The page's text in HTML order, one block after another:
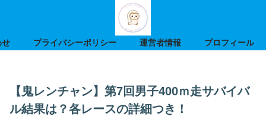
せ プライバシーポリシー 運営者情報 プロフィール
【鬼レンチャン】第7回男子400ｍ走サバイバ
ル結果は？各レースの詳細つき！